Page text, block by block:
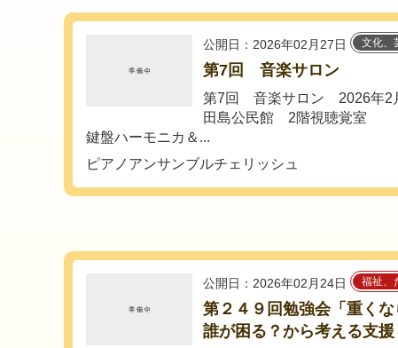
公開日：2026年02月27日 文化、
第7回 音楽サロン
第7回 音楽サロン 2026年2
田島公民館 2階視聴覚室
鍵盤ハーモニカ＆...
ピアノアンサンブルチェリッシュ
公開日：2026年02月24日 福祉、
第２４９回勉強会「重く
誰が困る？から考える支援